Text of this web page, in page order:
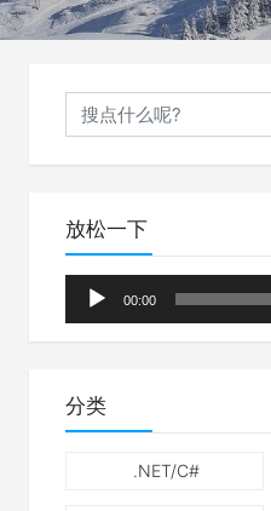
放松一下
频
放
器
00:00
分类
.NET/C#